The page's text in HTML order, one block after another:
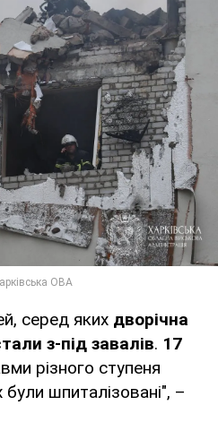
серед яких дворічна
з-під завалів. 17
різного ступеня
були шпиталізовані", –